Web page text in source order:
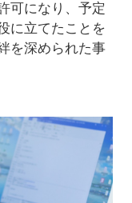
可になり、予定
に立てたことを
を深められた事